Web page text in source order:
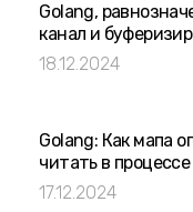
Golang,
канал и
18.12.2024
Golang: Как мапа
читать в
17.12.2024